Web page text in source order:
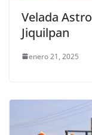
Velada
Jiquilpan
enero 21, 2025